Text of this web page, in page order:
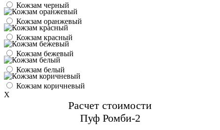
Кожзам черный
Кожзам оранжевый
Кожзам красный
Кожзам бежевый
Кожзам белый
Кожзам коричневый
X
Расчет стоимости
Пуф Ромби-2